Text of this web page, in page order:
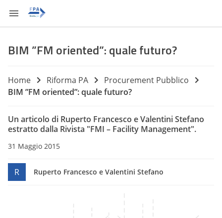
BIM ”FM oriented”: quale futuro?
Home Riforma PA
Procurement Pubblico
BIM ”FM oriented”: quale futuro?
Un articolo di Ruperto Francesco e Valentini Stefano
estratto dalla Rivista "FMI – Facility Management".
31 Maggio 2015
R Ruperto Francesco e Valentini Stefano